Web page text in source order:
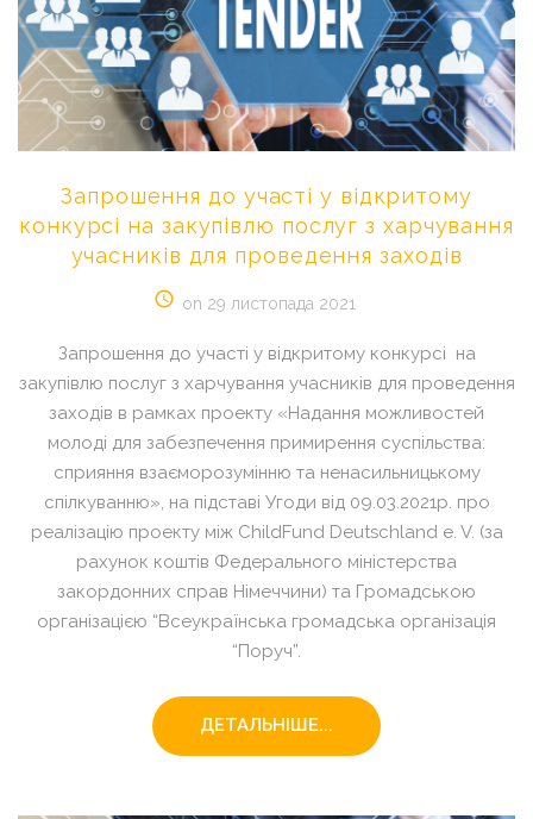
Запрошення до участі у відкритому
конкурсі на закупівлю послуг з харчування
учасників для проведення заходів
on 29 листопада 2021
Запрошення до участі у відкритому конкурсі на
закупівлю послуг з харчування учасників для проведення
заходів в рамках проекту «Надання можливостей
молоді для забезпечення примирення суспільства:
сприяння взаєморозумінню та ненасильницькому
спілкуванню», на підставі Угоди від 09.03.2021р. про
реалізацію проекту між ChildFund Deutschland e. V. (за
рахунок коштів Федерального міністерства
закордонних справ Німеччини) та Громадською
організацією “Всеукраїнська громадська організація
“Поруч”.
ДЕТАЛЬНІШЕ...